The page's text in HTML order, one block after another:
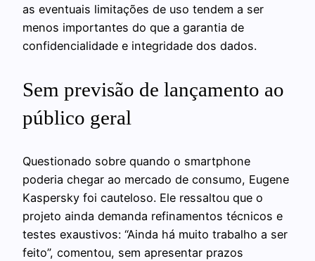
as eventuais limitações de uso tendem a ser
menos importantes do que a garantia de
confidencialidade e integridade dos dados.
Sem previsão de lançamento ao
público geral
Questionado sobre quando o smartphone
poderia chegar ao mercado de consumo, Eugene
Kaspersky foi cauteloso. Ele ressaltou que o
projeto ainda demanda refinamentos técnicos e
testes exaustivos: “Ainda há muito trabalho a ser
feito”, comentou, sem apresentar prazos